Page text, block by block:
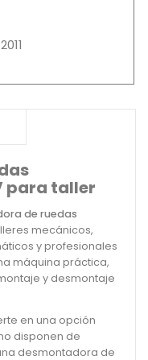
para taller
de ruedas
mecánicos,
y profesionales
máquina práctica,
y desmontaje
en una opción
disponen de
desmontadora de